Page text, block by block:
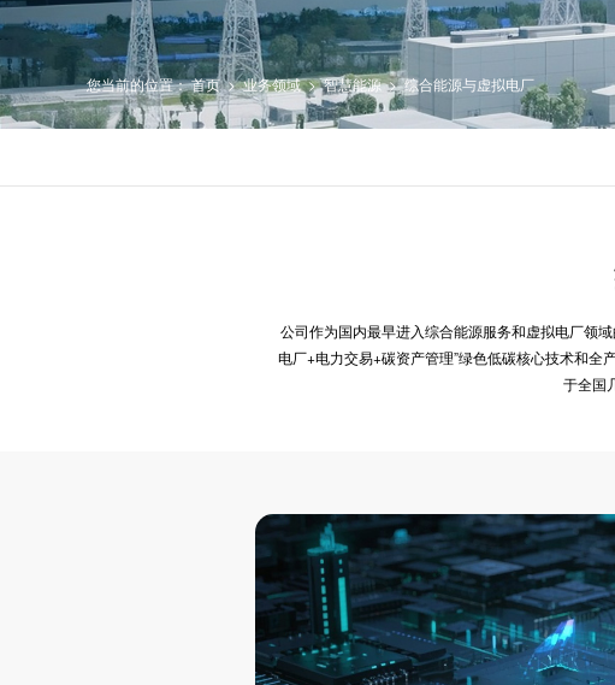
您当前的位置：首页>业务领域>智慧能源>综合能源与虚拟电厂
公司作为国内最早进入综合能源服务和虚拟电厂领
电厂+电力交易+碳资产管理”绿色低碳核心技术和
于全国